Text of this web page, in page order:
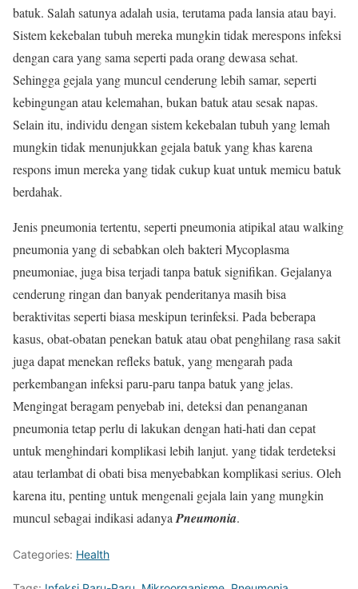
batuk. Salah satunya adalah usia, terutama pada lansia atau bayi.
Sistem kekebalan tubuh mereka mungkin tidak merespons infeksi
dengan cara yang sama seperti pada orang dewasa sehat.
Sehingga gejala yang muncul cenderung lebih samar, seperti
kebingungan atau kelemahan, bukan batuk atau sesak napas.
Selain itu, individu dengan sistem kekebalan tubuh yang lemah
mungkin tidak menunjukkan gejala batuk yang khas karena
respons imun mereka yang tidak cukup kuat untuk memicu batuk
berdahak.
Jenis pneumonia tertentu, seperti pneumonia atipikal atau walking
pneumonia yang di sebabkan oleh bakteri Mycoplasma
pneumoniae, juga bisa terjadi tanpa batuk signifikan. Gejalanya
cenderung ringan dan banyak penderitanya masih bisa
beraktivitas seperti biasa meskipun terinfeksi. Pada beberapa
kasus, obat-obatan penekan batuk atau obat penghilang rasa sakit
juga dapat menekan refleks batuk, yang mengarah pada
perkembangan infeksi paru-paru tanpa batuk yang jelas.
Mengingat beragam penyebab ini, deteksi dan penanganan
pneumonia tetap perlu di lakukan dengan hati-hati dan cepat
untuk menghindari komplikasi lebih lanjut. yang tidak terdeteksi
atau terlambat di obati bisa menyebabkan komplikasi serius. Oleh
karena itu, penting untuk mengenali gejala lain yang mungkin
muncul sebagai indikasi adanya Pneumonia.
Categories: Health